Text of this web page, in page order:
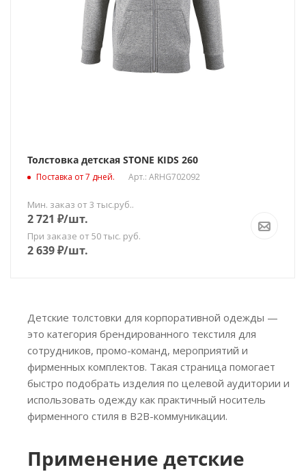
Толстовка детская STONE KIDS 260
Поставка от 7 дней. Арт.: ARHG702092
Мин. заказ от 3 тыс.руб..
2 721 ₽/шт.
При заказе от 50 тыс. руб.
2 639₽/шт.
Детские толстовки для корпоративной одежды —
это категория брендированного текстиля для
сотрудников, промо-команд, мероприятий и
фирменных комплектов. Такая страница помогает
быстро подобрать изделия по целевой аудитории и
использовать одежду как практичный носитель
фирменного стиля в B2B-коммуникации.
Применение детские